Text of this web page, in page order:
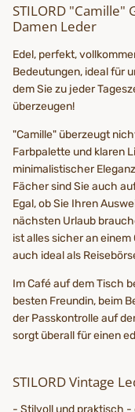
STILORD "Camille"
Damen Leder
Edel, perfekt,
Bedeutungen, ideal für
dem Sie zu jeder
überzeugen!
"Camille" überzeugt
Farbpalette und klaren
minimalistischer
Fächer sind Sie auch
Egal, ob Sie Ihren
nächsten Urlaub
ist alles sicher an
auch ideal als
Im Café auf dem Tisch
besten Freundin, beim
der Passkontrolle auf
sorgt überall für einen
STILORD Vintage